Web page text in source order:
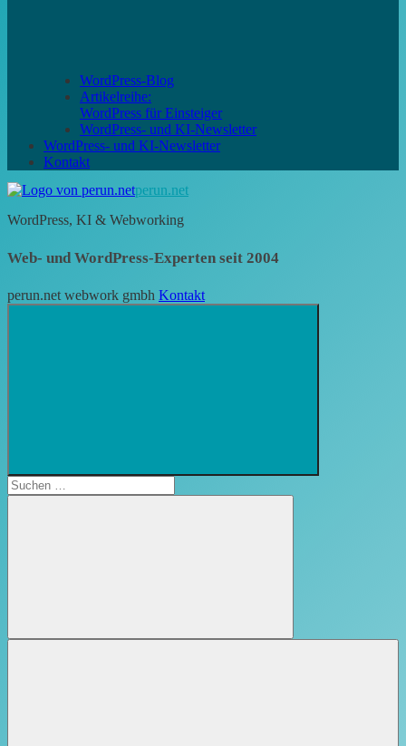
WordPress-Blog
Artikelreihe:
WordPress für Einsteiger
WordPress- und KI-Newsletter
WordPress- und KI-Newsletter
Kontakt
perun.net
WordPress, KI & Webworking
Web- und WordPress-Experten seit 2004
perun.net webwork gmbh Kontakt
öffnen
Suchen
nach:
Suchen